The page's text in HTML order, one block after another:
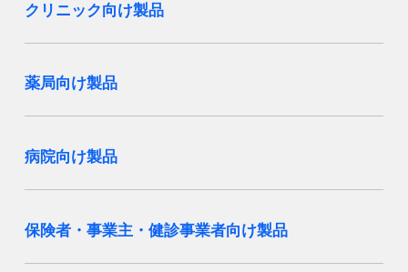
クリニック向け製品
薬局向け製品
病院向け製品
保険者・事業主・健診事業者向け製品